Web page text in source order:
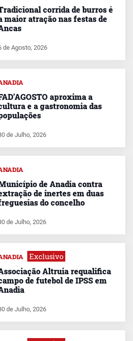
corrida de burros é
maior atração nas festas de
de Agosto, 2026
aproxima a
e a gastronomia das
de Julho, 2026
de Anadia contra
de inertes em duas
do concelho
de Julho, 2026
Exclusivo
Altruia requalifica
de futebol de IPSS em
de Julho, 2026